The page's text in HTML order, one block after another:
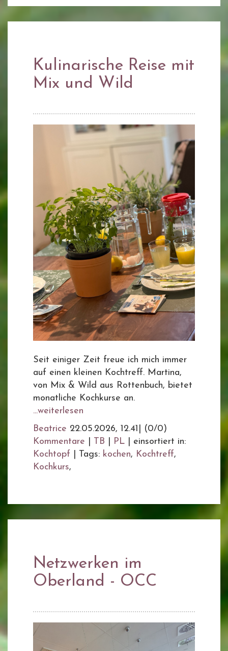
Kulinarische Reise mit
Mix und Wild
Seit einiger Zeit freue ich mich immer
auf einen kleinen Kochtreff. Martina,
von Mix & Wild aus Rottenbuch, bietet
monatliche Kochkurse an.
...weiterlesen
Beatrice 22.05.2026, 12.41
(0/0)
Kommentare
TB PL
einsortiert in:
Kochtopf
Tags: kochen, Kochtreff,
Kochkurs,
Netzwerken im
Oberland - OCC